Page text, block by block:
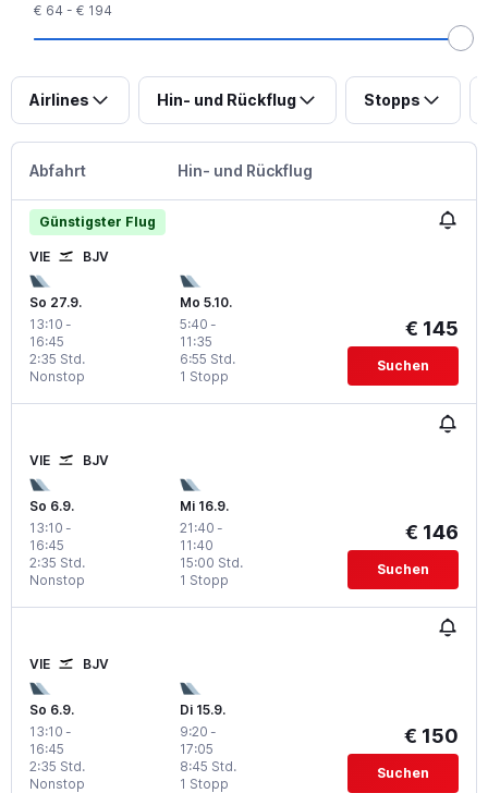
€ 64 - € 194
Airlines Hin- und Rückflug Stopps
Abfahrt Hin- und Rückflug
Günstigster Flug
VIE BJV
So 27.9.
13:10 -
16:45
Nonstop
2:35 Std.
Mo 5.10.
5:40 -
11:35
1 Stopp
6:55 Std.
€ 145
Suchen
VIE BJV
So 6.9.
13:10 -
16:45
Nonstop
2:35 Std.
Mi 16.9.
21:40 -
11:40
1 Stopp
15:00 Std.
€ 146
Suchen
VIE BJV
So 6.9.
13:10 -
16:45
Nonstop
2:35 Std.
Di 15.9.
9:20 -
17:05
1 Stopp
8:45 Std.
€ 150
Suchen